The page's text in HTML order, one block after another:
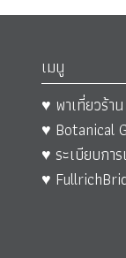
เมนู
♥ พาเที่ยวร้า
♥ Botanical
♥ ระเบียบการ
♥